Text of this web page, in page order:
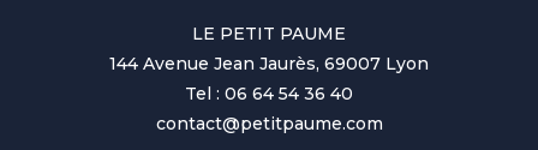
LE PETIT PAUME
144 Avenue Jean Jaurès, 69007 Lyon
Tel : 06 64 54 36 40
contact@petitpaume.com